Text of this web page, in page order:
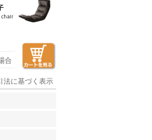
合
法に基づく表示